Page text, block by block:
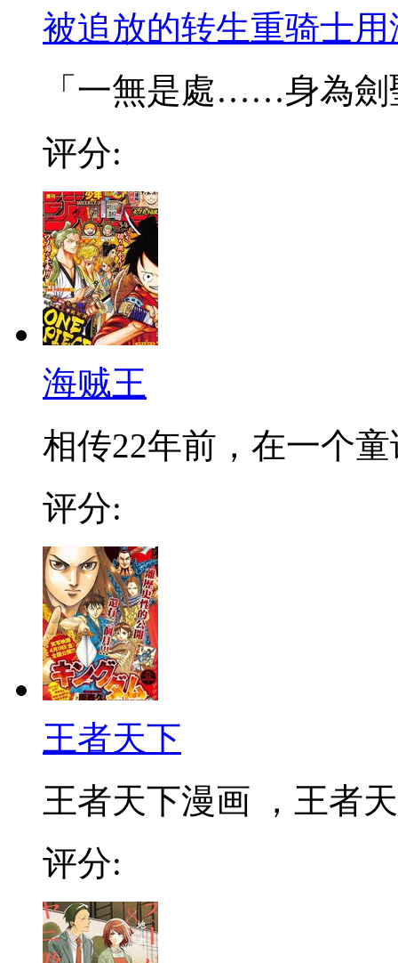
被追放的转生重骑士
「一無是處……身為劍
评分:
海贼王
相传22年前，在一个
评分:
王者天下
王者天下漫画 ，王者
评分: